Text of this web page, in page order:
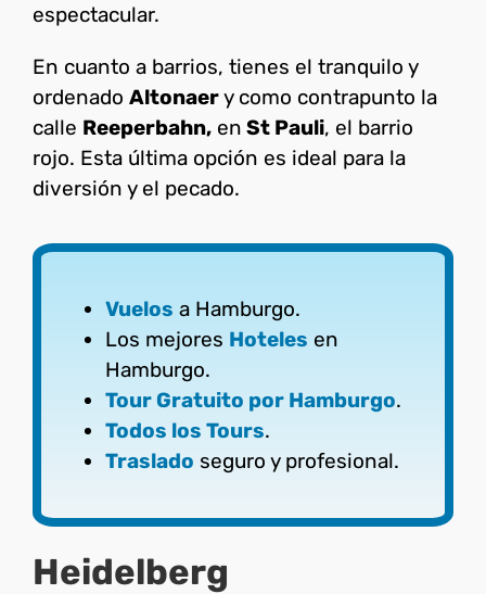
espectacular.
En cuanto a barrios, tienes el tranquilo y
ordenado Altonaery como contrapunto la
calle Reeperbahn, en St Pauli, el barrio
rojo. Esta última opción es ideal para la
diversión y el pecado.
Vuelos a Hamburgo.
Los mejores Hoteles en
Hamburgo.
Tour Gratuito por Hamburgo.
Todos los Tours.
Traslado seguro y profesional.
Heidelberg